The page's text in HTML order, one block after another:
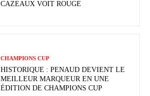
CAZEAUX VOIT ROUGE
CHAMPIONS CUP
HISTORIQUE : PENAUD DEVIENT LE
MEILLEUR MARQUEUR EN UNE
ÉDITION DE CHAMPIONS CUP